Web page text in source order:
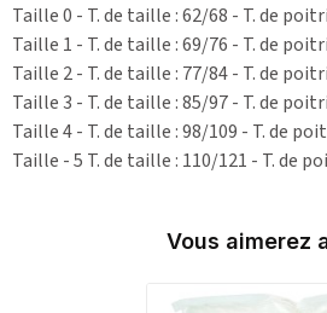
Taille 0 - T. de taille : 62/68 - T. de
Taille 1 - T. de taille : 69/76 - T. de
Taille 2 - T. de taille : 77/84 - T. de
Taille 3 - T. de taille : 85/97 - T. de
Taille 4 - T. de taille : 98/109 - T. de
Taille - 5 T. de taille : 110/121 - T. de
Vous aimerez